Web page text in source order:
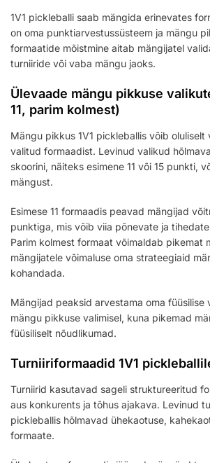
1V1 pickleballi saab mängida erinevates
on oma punktiarvestussüsteem ja mängu
formaatide mõistmine aitab mängijatel
turniiride või vaba mängu jaoks.
Ülevaade mängu pikkuse
11, parim kolmest)
Mängu pikkus 1V1 pickleballis võib oluliselt
valitud formaadist. Levinud valikud
skoorini, näiteks esimene 11 või 15 punkti,
mängust.
Esimese 11 formaadis peavad mängijad
punktiga, mis võib viia põnevate ja
Parim kolmest formaat võimaldab pikemat
mängijatele võimaluse oma strateegiaid
kohandada.
Mängijad peaksid arvestama oma füüsilise
mängu pikkuse valimisel, kuna pikemad
füüsiliselt nõudlikumad.
Turniiriformaadid 1V1
Turniirid kasutavad sageli struktureeritud
aus konkurents ja tõhus ajakava. Levinud
pickleballis hõlmavad ühekaotuse,
formaate.